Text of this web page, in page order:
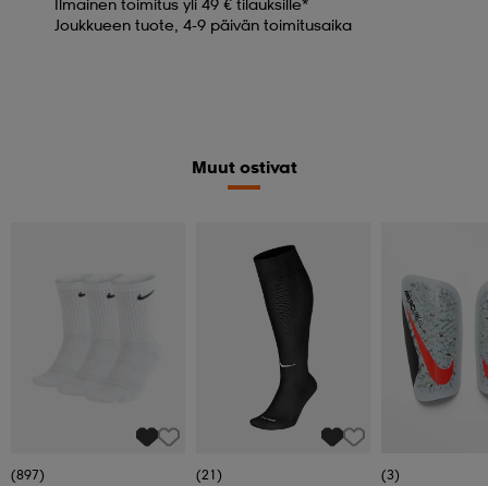
Joukkueen tuote, 4-9 päivän toimitusaika
Muut ostivat
(897)
(21)
(3)